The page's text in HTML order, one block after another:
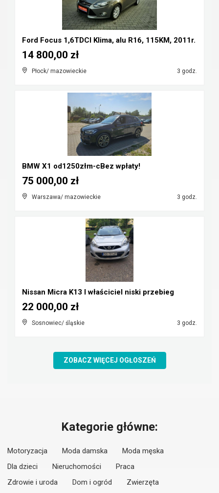
Ford Focus 1,6TDCI Klima, alu R16, 115KM, 2011r.
Płock/ mazowieckie 3 godz.
14 800,00 zł
BMW X1 od1250złm-cBez wpłaty!
Warszawa/ mazowieckie 3 godz.
75 000,00 zł
Nissan Micra K13 I właściciel niski przebieg
Sosnowiec/ śląskie 3 godz.
22 000,00 zł
ZOBACZ WIĘCEJ OGŁOSZEŃ
Kategorie główne:
Motoryzacja Moda damska
Moda męska
Dla dzieci
Nieruchomości
Praca
Zdrowie i uroda
Dom i ogród Zwierzęta